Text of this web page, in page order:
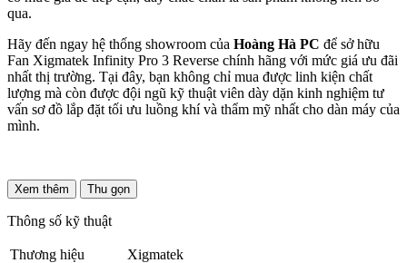
qua.
Hãy đến ngay hệ thống showroom của Hoàng Hà PC để sở hữu
Fan Xigmatek Infinity Pro 3 Reverse chính hãng với mức giá ưu đãi
nhất thị trường. Tại đây, bạn không chỉ mua được linh kiện chất
lượng mà còn được đội ngũ kỹ thuật viên dày dặn kinh nghiệm tư
vấn sơ đồ lắp đặt tối ưu luồng khí và thẩm mỹ nhất cho dàn máy của
mình.
Xem thêm Thu gọn
Thông số kỹ thuật
Thương hiệu
Xigmatek